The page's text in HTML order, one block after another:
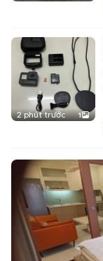
2 phút trước 1